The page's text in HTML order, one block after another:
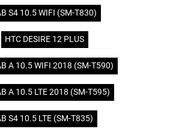
S4 10.5 WIFI (SM-T830)
HTC DESIRE 12 PLUS
A 10.5 WIFI 2018 (SM-T590)
A 10.5 LTE 2018 (SM-T595)
S4 10.5 LTE (SM-T835)